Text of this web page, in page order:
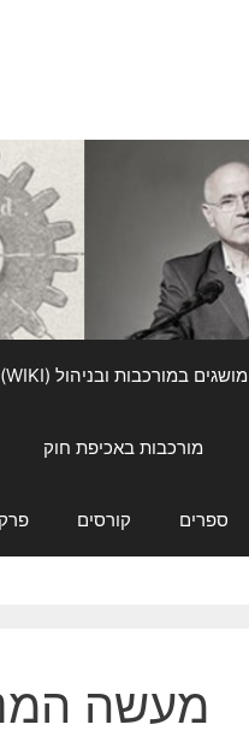
מושגים במורכבות ובניהול (WIKI)
מורכבות באכיפת חוק
ספרים קורסים
מעשה